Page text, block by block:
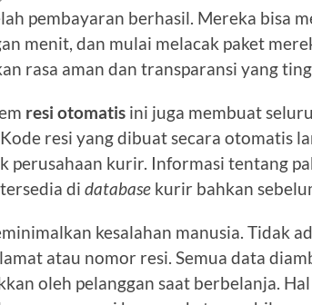
pembayaran berhasil. Mereka bisa
menit, dan mulai melacak paket
rasa aman dan transparansi yang
resi otomatis ini juga membuat
resi yang dibuat secara otomatis
perusahaan kurir. Informasi tentang
di database kurir bahkan
kesalahan manusia. Tidak
atau nomor resi. Semua data
oleh pelanggan saat berbelanja.